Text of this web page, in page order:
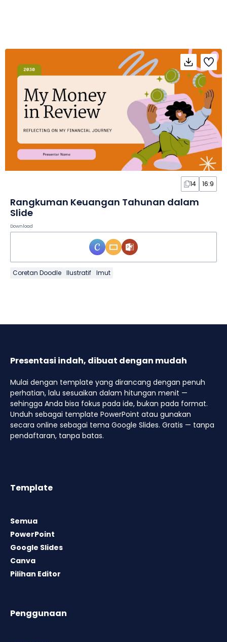
14 16:9
Rangkuman Keuangan Tahunan dalam
Slide
Download
Coretan Doodle Ilustratif Imut
Presentasi indah, dibuat dengan mudah
Mulai dengan template yang dirancang dengan penuh
perhatian, lalu sesuaikan dalam hitungan menit —
sehingga Anda bisa fokus pada ide, bukan pada format.
Unduh sebagai template PowerPoint atau gunakan
secara online sebagai tema Google Slides. Gratis — tanpa
pendaftaran, tanpa batas.
Template
Semua
PowerPoint
Google Slides
Canva
Pilihan Editor
Penggunaan